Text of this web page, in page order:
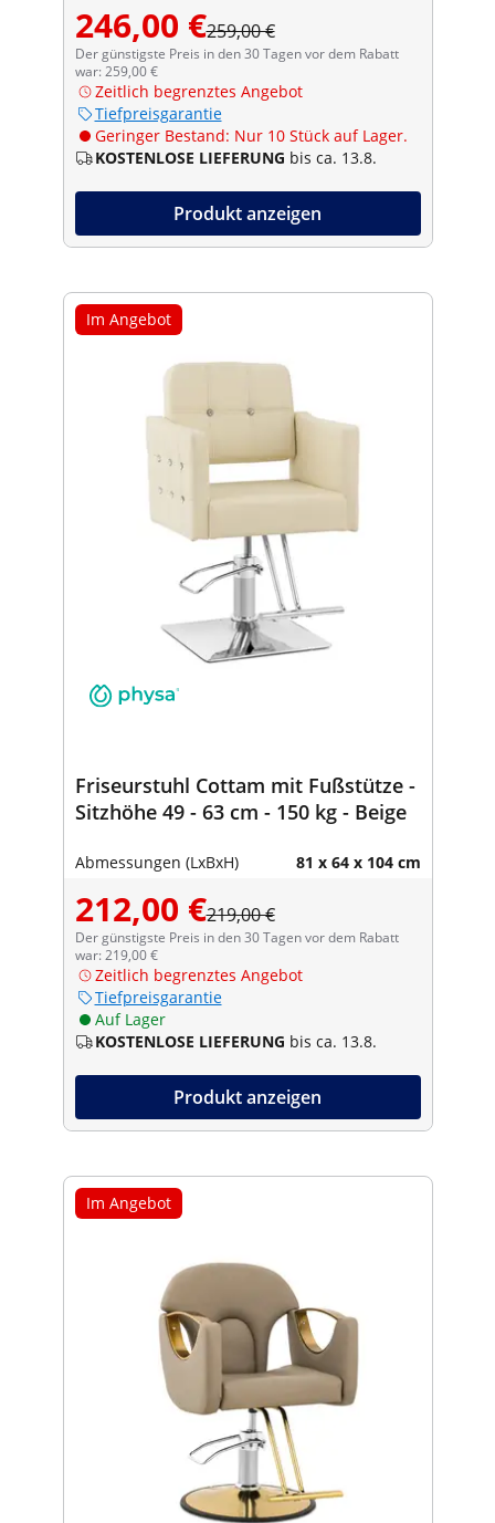
246,00 €259,00 €
Der günstigste Preis in den 30 Tagen vor dem Rabatt
war: 259,00 €
Zeitlich begrenztes Angebot
Tiefpreisgarantie
Geringer Bestand: Nur 10 Stück auf Lager.
KOSTENLOSE LIEFERUNG bis ca. 13.8.
Produkt anzeigen
Im Angebot
Friseurstuhl Cottam mit Fußstütze -
Sitzhöhe 49 - 63 cm - 150 kg - Beige
Abmessungen (LxBxH) 81 x 64 x 104 cm
212,00 €219,00 €
Der günstigste Preis in den 30 Tagen vor dem Rabatt
war: 219,00 €
Zeitlich begrenztes Angebot
Tiefpreisgarantie
Auf Lager
KOSTENLOSE LIEFERUNG bis ca. 13.8.
Produkt anzeigen
Im Angebot